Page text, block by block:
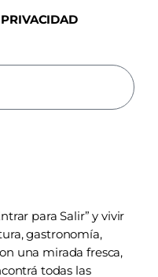
para Salir” y vivir
gastronomía,
una mirada fresca,
todas las